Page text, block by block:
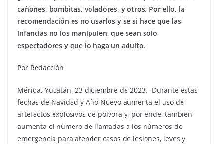
cañones, bombitas, voladores, y otros. Por ello, la
recomendación es no usarlos y se si hace que las
infancias no los manipulen, que sean solo
espectadores y que lo haga un adulto.
Por Redacción
Mérida, Yucatán, 23 diciembre de 2023.- Durante estas
fechas de Navidad y Año Nuevo aumenta el uso de
artefactos explosivos de pólvora y, por ende, también
aumenta el número de llamadas a los números de
emergencia para atender casos de lesiones, leves y